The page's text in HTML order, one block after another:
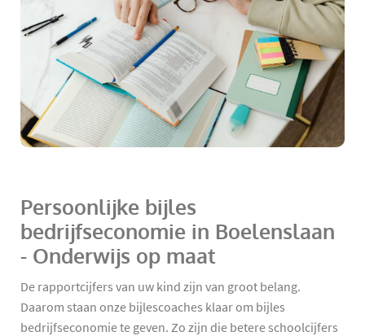
Persoonlijke bijles
bedrijfseconomie in Boelenslaan
- Onderwijs op maat
De rapportcijfers van uw kind zijn van groot belang.
Daarom staan onze bijlescoaches klaar om bijles
bedrijfseconomie te geven. Zo zijn die betere schoolcijfers